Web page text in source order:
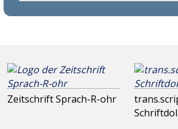
Zeitschrift Sprach-R-ohr